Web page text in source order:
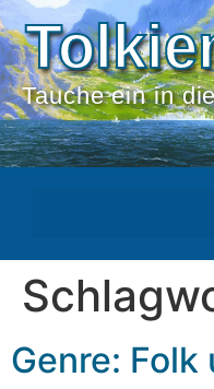
Tauche ein in
Genre: